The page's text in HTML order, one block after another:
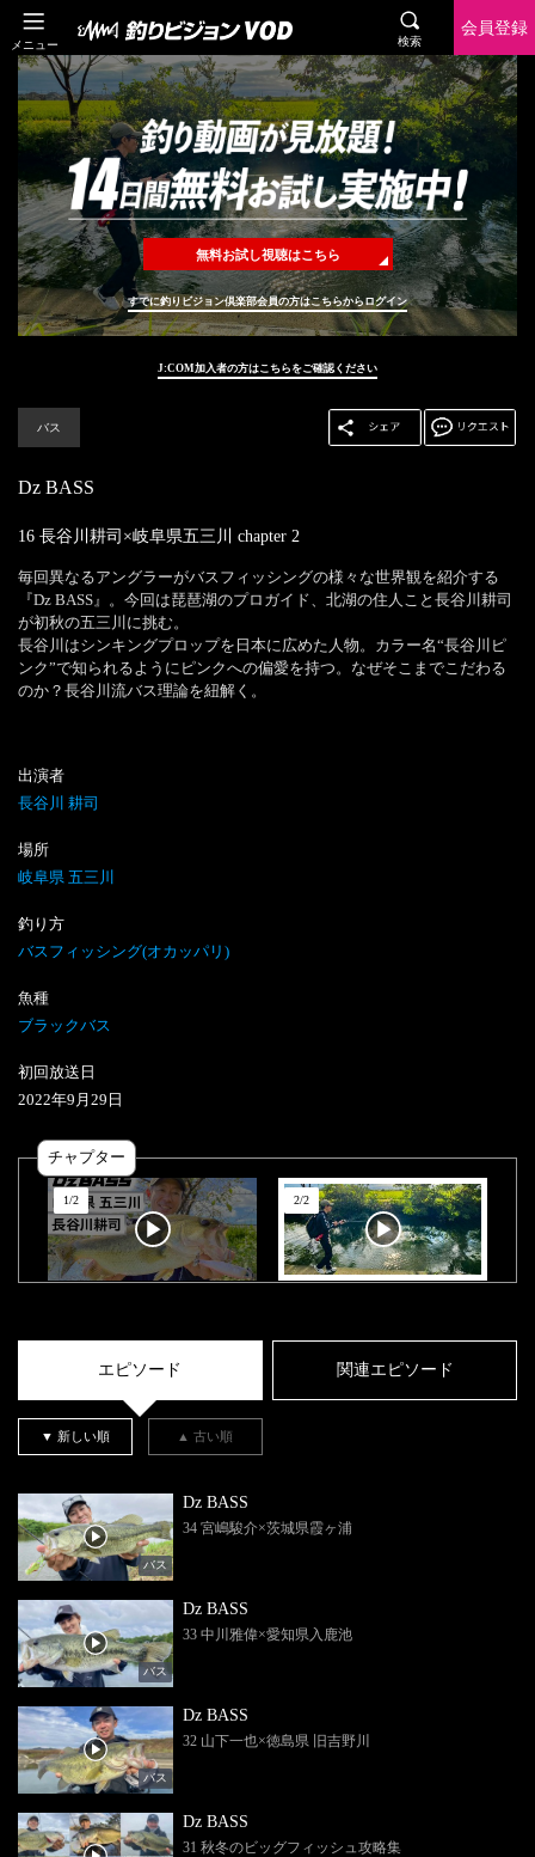
メニュー 検索
会員登録
無料お試し視聴はこちら
すでに釣りビジョン倶楽部会員の方はこちらからログイン
J:COM加入者の方はこちらをご確認ください
バス
Dz BASS
16 長谷川耕司×岐阜県五三川 chapter 2
毎回異なるアングラーがバスフィッシングの様々な世界観を紹介する
『Dz BASS』。今回は琵琶湖のプロガイド、北湖の住人こと長谷川耕司
が初秋の五三川に挑む。
長谷川はシンキングプロップを日本に広めた人物。カラー名“長谷川ピ
ンク”で知られるようにピンクへの偏愛を持つ。なぜそこまでこだわる
のか？長谷川流バス理論を紐解く。
出演者
長谷川 耕司
場所
岐阜県 五三川
釣り方
バスフィッシング(オカッパリ)
魚種
ブラックバス
初回放送日
2022年9 月 29 日
チャプター
1/2 2/2
エピソード 関連エピソード
▼ 新しい順 ▲ 古い順
バス
Dz BASS
34 宮嶋駿介×茨城県霞ヶ浦
バス
Dz BASS
33 中川雅偉×愛知県入鹿池
バス
Dz BASS
32 山下一也×徳島県 旧吉野川
Dz BASS
31 秋冬のビッグフィッシュ攻略集